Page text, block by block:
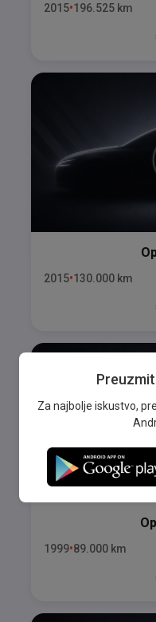
2015 196.525 km
2015 130.000 km
1999 89.000 km
Za najbolje iskustvo,